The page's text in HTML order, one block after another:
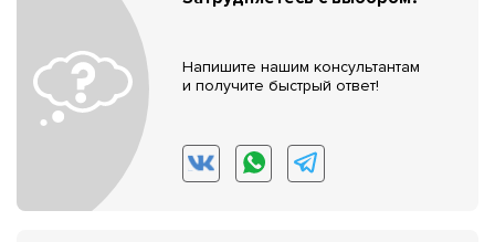
Напишите нашим консультантам
и получите быстрый ответ!